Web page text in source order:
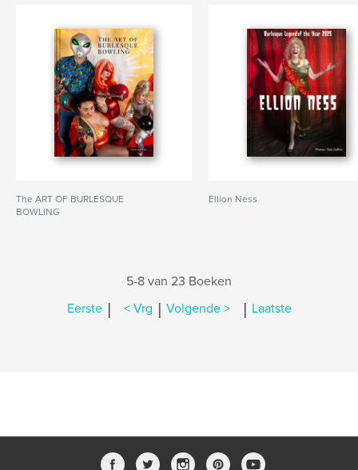
The ART OF BURLESQUE
BOWLING
Ellion Ness
5-8 van 23 Boeken
Eerste | < Vrg | Volgende > | Laatste